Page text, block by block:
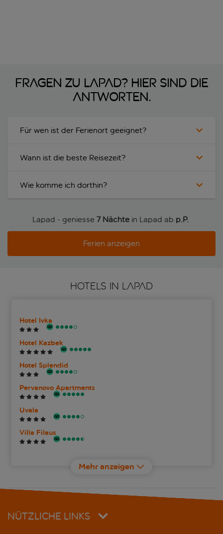
Fragen zu Lapad? Hier sind die
Antworten.
Für wen ist der Ferienort geeignet?
Wann ist die beste Reisezeit?
Wie komme ich dorthin?
Lapad - geniesse 7 Nächte in Lapad ab p.P.
Ferien anzeigen
HOTELS IN LAPAD
Hotel Ivka
Hotel Kazbek
Hotel Splendid
Pervanovo Apartments
Uvala
Villa Filaus
Mehr anzeigen
NÜTZLICHE LINKS